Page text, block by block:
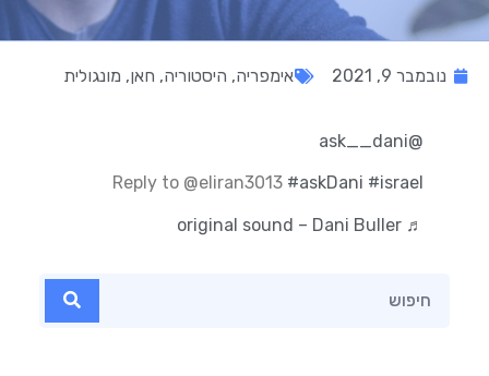
נובמבר 9, 2021 אימפריה, היסטוריה, חאן, מונגולית
@ask__dani
Reply to @eliran3013 #askDani #israel
♬ original sound – Dani Buller